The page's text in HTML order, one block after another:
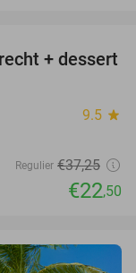
40%
+ dessert
9.5 star
Regulier €37,25
€22,50